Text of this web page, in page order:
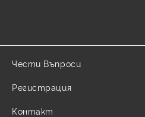
Чести Въпроси
Регистрация
Контакт